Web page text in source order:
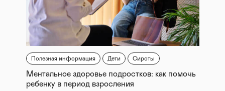
Полезная информация Дети Сироты
Ментальное здоровье подростков: как помочь
ребенку в период взросления